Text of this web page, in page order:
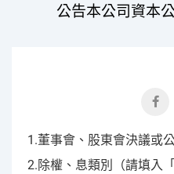
公告本公司資本
1.董事會、股東會決議或
2.除權、息類別（請填入